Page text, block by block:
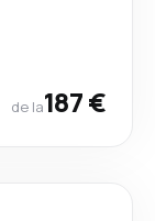
de la187 €